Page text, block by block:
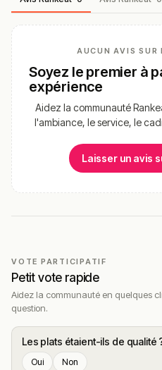
AUCUN AVIS SUR
Soyez le premier à
expérience
Aidez la communauté
l'ambiance, le service, le
Laisser un avis
VOTE PARTICIPATIF
Petit vote rapide
Aidez la communauté en quelques
question.
Les plats étaient-ils de qualité
Oui Non